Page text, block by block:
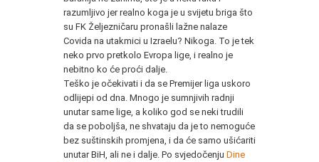
razumljivo jer realno koga je u svijetu briga što
su FK Željezničaru pronašli lažne nalaze
Covida na utakmici u Izraelu? Nikoga. To je tek
neko prvo pretkolo Evropa lige, i realno je
nebitno ko će proći dalje.
Teško je očekivati i da se Premijer liga uskoro
odlijepi od dna. Mnogo je sumnjivih radnji
unutar same lige, a koliko god se neki trudili
da se poboljša, ne shvataju da je to nemoguće
bez suštinskih promjena, i da će samo ušićariti
unutar BiH, ali ne i dalje. Po svjedočenju Dine